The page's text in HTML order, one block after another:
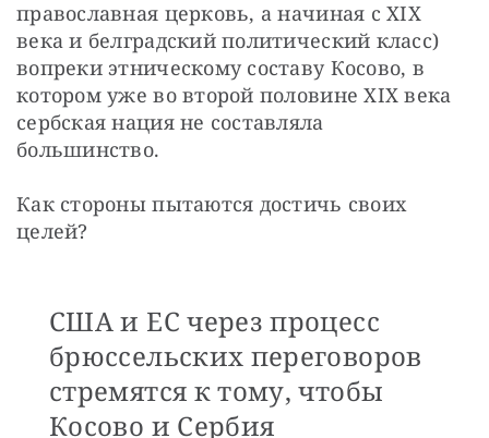
православная церковь, а начиная с XIX
века и белградский политический класс)
вопреки этническому составу Косово, в
котором уже во второй половине XIX века
сербская нация не составляла
большинство.
Как стороны пытаются достичь своих
целей?
США и ЕС через процесс
брюссельских переговоров
стремятся к тому, чтобы
Косово и Сербия